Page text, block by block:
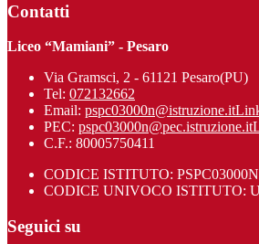
Contatti
Liceo “Mamiani” - Pesaro
Via Gramsci, 2 - 61121 Pesaro(PU)
Tel: 072132662
Email: pspc03000n@istruzione.it
PEC: pspc03000n@pec.istruzione.it
C.F.: 80005750411
CODICE ISTITUTO: PSPC03000N
CODICE UNIVOCO ISTITUTO:
Seguici su